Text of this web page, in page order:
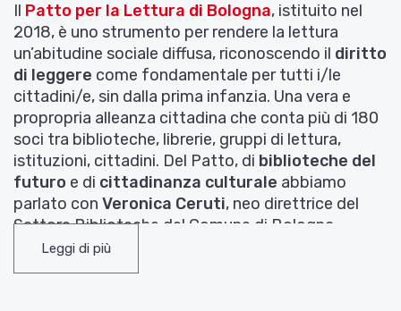
Il Patto per la Lettura di Bologna, istituito nel
2018, è uno strumento per rendere la lettura
un’abitudine sociale diffusa, riconoscendo il diritto
di leggere come fondamentale per tutti i/le
cittadini/e, sin dalla prima infanzia. Una vera e
propropria alleanza cittadina che conta più di 180
soci tra biblioteche, librerie, gruppi di lettura,
istituzioni, cittadini. Del Patto, di biblioteche del
futuro e di cittadinanza culturale abbiamo
parlato con Veronica Ceruti, neo direttrice del
Settore Biblioteche del Comune di Bologna.
Leggi di più